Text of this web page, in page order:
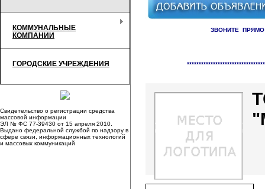
КОММУНАЛЬНЫЕ
КОМПАНИИ
ГОРОДСКИЕ УЧРЕЖДЕНИЯ
Свидетельство о регистрации средства
массовой информации
ЭЛ № ФС 77-39430 от 15 апреля 2010.
Выдано федеральной службой по надзору в
сфере связи, информационных технологий
и массовых коммуникаций
ЗВОНИТЕ
Справочник